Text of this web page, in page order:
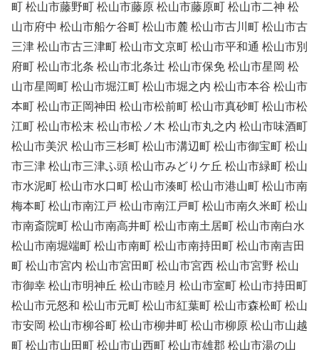
町 松山市藤野町 松山市藤原 松山市藤原町 松山市二神 松
山市府中 松山市船ケ谷町 松山市麓 松山市古川町 松山市古
三津 松山市古三津町 松山市文京町 松山市平和通 松山市別
府町 松山市北条 松山市北条辻 松山市保免 松山市星岡 松
山市星岡町 松山市堀江町 松山市堀之内 松山市本谷 松山市
本町 松山市正岡神田 松山市松前町 松山市真砂町 松山市松
江町 松山市松末 松山市松ノ木 松山市丸之内 松山市味酒町
松山市美沢 松山市三杉町 松山市溝辺町 松山市御宝町 松山
市三津 松山市三津ふ頭 松山市みどりケ丘 松山市緑町 松山
市水泥町 松山市水口町 松山市湊町 松山市港山町 松山市南
梅本町 松山市南江戸 松山市南江戸町 松山市南久米町 松山
市南斎院町 松山市南高井町 松山市南土居町 松山市南白水
松山市南堀端町 松山市南町 松山市南持田町 松山市南吉田
町 松山市宮内 松山市宮田町 松山市宮西 松山市宮野 松山
市御幸 松山市明神丘 松山市睦月 松山市室町 松山市持田町
松山市元怒和 松山市元町 松山市紅葉町 松山市森松町 松山
市安岡 松山市柳谷町 松山市柳井町 松山市柳原 松山市山越
町 松山市山田町 松山市山西町 松山市雄郡 松山市湯の山